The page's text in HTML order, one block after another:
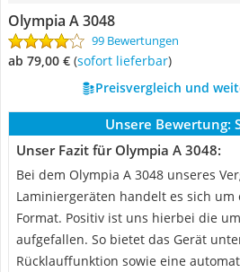
Olympia A 3048
99 Bewertungen
ab 79,00 € ( Sofort lieferbar)
Preisvergleich und
Unsere Bewertung:
Unser Fazit für Olympia A 3048:
Bei dem Olympia A 3048 unseres
Laminiergeräten handelt es sich um
Format. Positiv ist uns hierbei die
aufgefallen. So bietet das Gerät
Rücklauffunktion sowie eine